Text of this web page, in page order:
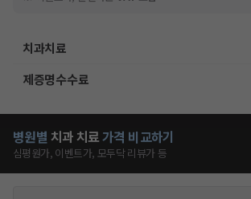
치과치료
제증명수수료
병원별 치과 치료가격 비교하기
심평원가, 이벤트가, 모두닥 리뷰가 등